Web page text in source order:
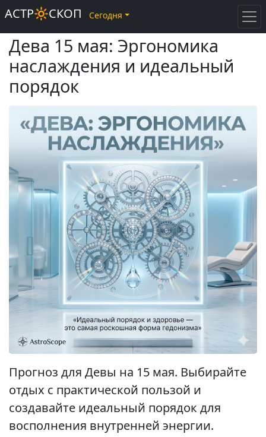
Дева 15 мая: Эргономика
наслаждения и идеальный
порядок
Прогноз для Девы на 15 мая. Выбирайте
отдых с практической пользой и
создавайте идеальный порядок для
восполнения внутренней энергии.
АСТР🔆СКОП Сегодня